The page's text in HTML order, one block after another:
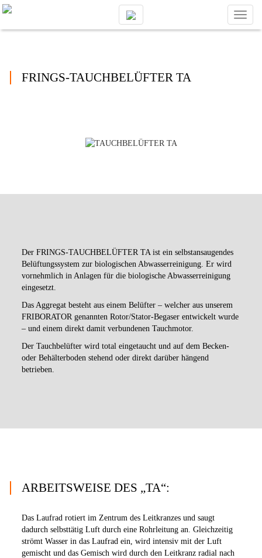
Toggle
FRINGS-TAUCHBELÜFTER TA
Der FRINGS-TAUCHBELÜFTER TA ist ein selbstansaugendes
Belüftungssystem zur biologischen Abwasserreinigung. Er wird
vornehmlich in Anlagen für die biologische Abwasserreinigung
eingesetzt.
Das Aggregat besteht aus einem Belüfter – welcher aus unserem
FRIBORATOR genannten Rotor/Stator-Begaser entwickelt wurde
– und einem direkt damit verbundenen Tauchmotor.
Der Tauchbelüfter wird total eingetaucht und auf dem Becken-
oder Behälterboden stehend oder direkt darüber hängend
betrieben.
ARBEITSWEISE DES „TA“:
Das Laufrad rotiert im Zentrum des Leitkranzes und saugt
dadurch selbsttätig Luft durch eine Rohrleitung an. Gleichzeitig
strömt Wasser in das Laufrad ein, wird intensiv mit der Luft
gemischt und das Gemisch wird durch den Leitkranz radial nach